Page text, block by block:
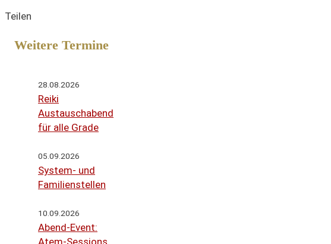
Teilen
Weitere Termine
28.08.2026
Reiki
Austauschabend
für alle Grade
05.09.2026
System- und
Familienstellen
10.09.2026
Abend-Event:
Atem-Sessions